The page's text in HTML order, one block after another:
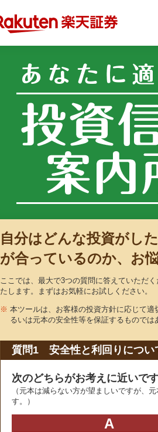
自分はどんな投資がし
が合っているのか、お
ここでは、最大で3つの質問に答えていただ
たします。まずはお気軽にお試しください。
※ 本ツールは、お客様の投資方針に応じて
るいは元本の安全性等を保証するものでは
質問1 安全性と利回りについ
次のどちらがお考えに近いで
（元本は減らない方が望ましいですが、
す。）
A